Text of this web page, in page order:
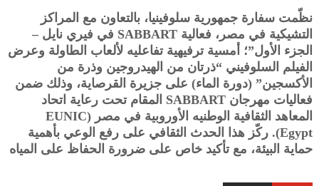
نظّمت سفارة جمهورية سلوفينيا، بالتعاون مع المراكز
التشيكية في مصر، فعالية SABBART في فيري نايل –
الجزء الأول”؛ أمسية ترفيهية تفاعليه لألعاب الطاولة وعرض
الفيلم السلوفيني “ذرتان من الهيدروجين وذرة من
الأكسجين” (دورة الماء) على جزيرة القرصاية، وذلك ضمن
فعاليات مهرجان SABBART المقام تحت رعاية اتحاد
المعاهد الثقافية الوطنيه الأوروبية في مصر (EUNIC
Egypt). ركّز هذا الحدث الثقافي على رفع الوعي بأهمية
حماية البيئة، مع تأكيد خاص على ضرورة الحفاظ على المياه